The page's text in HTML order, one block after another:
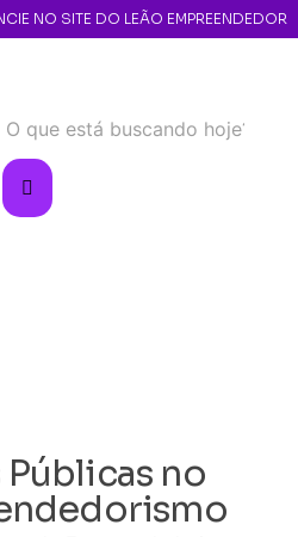
NO SITE DO LEÃO EMPREENDEDOR
no